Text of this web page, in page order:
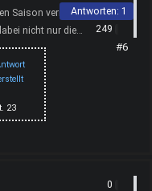
Saison vermehrt
nicht nur die
s...
23
Antworten: 1
249
#6
0